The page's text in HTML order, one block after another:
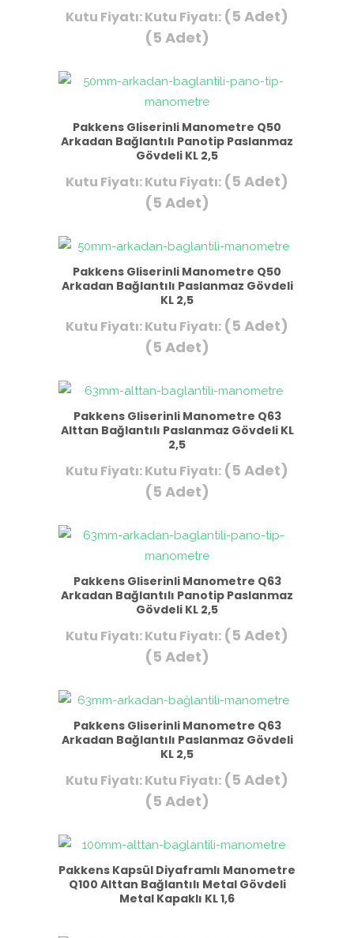
Kutu Fiyatı:Kutu Fiyatı: (5 Adet)
(5 Adet)
Pakkens Gliserinli Manometre Q50
Arkadan Bağlantılı Panotip Paslanmaz
Gövdeli KL 2,5
Kutu Fiyatı:Kutu Fiyatı: (5 Adet)
(5 Adet)
Pakkens Gliserinli Manometre Q50
Arkadan Bağlantılı Paslanmaz Gövdeli
KL 2,5
Kutu Fiyatı:Kutu Fiyatı: (5 Adet)
(5 Adet)
Pakkens Gliserinli Manometre Q63
Alttan Bağlantılı Paslanmaz Gövdeli KL
2,5
Kutu Fiyatı:Kutu Fiyatı: (5 Adet)
(5 Adet)
Pakkens Gliserinli Manometre Q63
Arkadan Bağlantılı Panotip Paslanmaz
Gövdeli KL 2,5
Kutu Fiyatı:Kutu Fiyatı: (5 Adet)
(5 Adet)
Pakkens Gliserinli Manometre Q63
Arkadan Bağlantılı Paslanmaz Gövdeli
KL 2,5
Kutu Fiyatı:Kutu Fiyatı: (5 Adet)
(5 Adet)
Pakkens Kapsül Diyaframlı Manometre
Q100 Alttan Bağlantılı Metal Gövdeli
Metal Kapaklı KL 1,6